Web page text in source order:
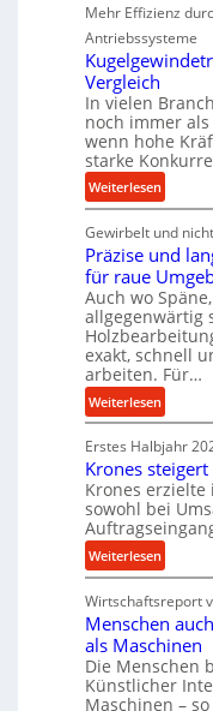
i
o
n
i
n
d
e
n
M
i
t
t
e
l
s
t
a
n
d
o
m
p
k
t
e
U
l
r
a
s
c
h
a
l
s
e
n
s
o
r
e
n
Mehr Effizienz
Antriebssysteme
Vergleich
In vielen
noch immer
wenn hohe
starke
Weiterlesen:
K
u
g
e
l
g
e
w
i
n
d
e
t
r
i
e
b
u
n
d
H
y
Gewirbelt und
Präzise und
für raue
Auch wo
allgegenwärtig
exakt, schnell
arbeiten. Für…
Weiterlesen:
P
r
ä
z
i
s
e
u
n
d
l
a
n
Erstes Halbjahr
Krones
Krones
sowohl bei
Weiterlesen:
K
r
o
n
e
s
Wirtschaftsreport
Menschen
als Maschinen
Die Menschen
Künstlicher
Maschinen –